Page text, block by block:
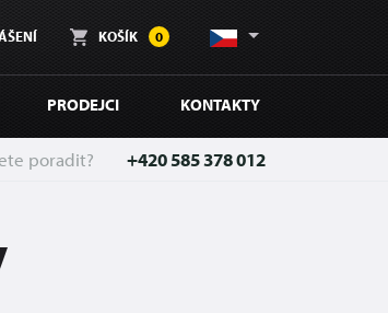
KOŠÍK 0
PRODEJCI KONTAKTY
poradit? +420 585 378 012